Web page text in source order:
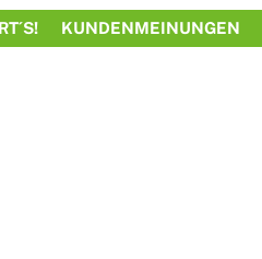
KUNDENMEINUNGEN